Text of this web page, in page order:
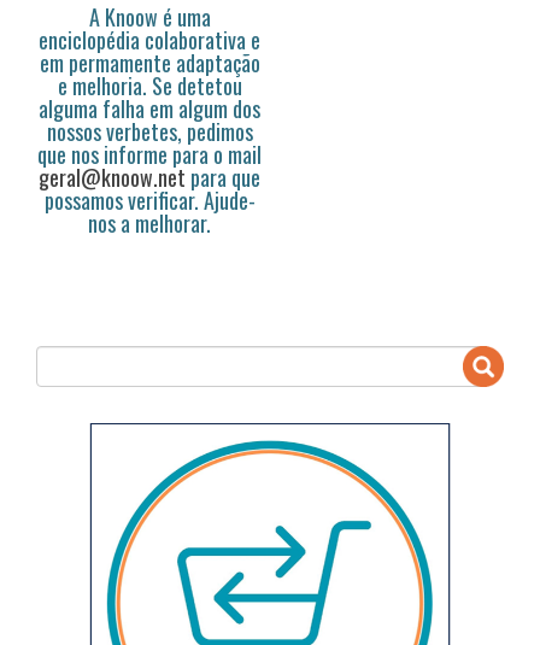
A Knoow é uma
enciclopédia colaborativa e
em permamente adaptação
e melhoria. Se detetou
alguma falha em algum dos
nossos verbetes, pedimos
que nos informe para o mail
geral@knoow.net para que
possamos verificar. Ajude-
nos a melhorar.